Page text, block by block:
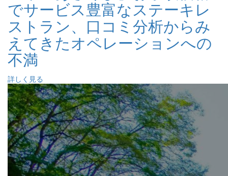
でサービス豊富なステーキレ
ストラン、口コミ分析からみ
えてきたオペレーションへの
不満
詳しく見る